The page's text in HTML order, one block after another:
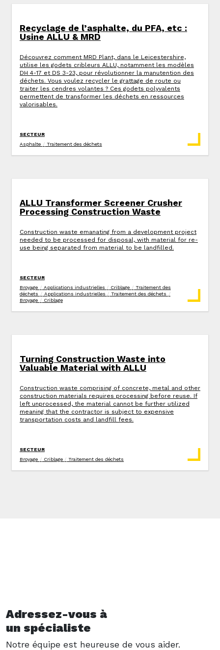
Recyclage de l’asphalte, du PFA, etc :
Usine ALLU & MRD
Découvrez comment MRD Plant, dans le Leicestershire,
utilise les godets cribleurs ALLU, notamment les modèles
DH 4-17 et DS 3-23, pour révolutionner la manutention des
déchets. Vous voulez recycler le grattage de route ou
traiter les cendres volantes ? Ces godets polyvalents
permettent de transformer les déchets en ressources
valorisables.
SECTEUR
Asphalte / Traitement des déchets
ALLU Transformer Screener Crusher
Processing Construction Waste
Construction waste emanating from a development project
needed to be processed for disposal, with material for re-
use being separated from material to be landfilled.
SECTEUR
Broyage / Applications industrielles / Criblage / Traitement des
déchets / Applications industrielles / Traitement des déchets /
Broyage / Criblage
Turning Construction Waste into
Valuable Material with ALLU
Construction waste comprising of concrete, metal and other
construction materials requires processing before reuse. If
left unprocessed, the material cannot be further utilized
meaning that the contractor is subject to expensive
transportation costs and landfill fees.
SECTEUR
Broyage / Criblage / Traitement des déchets
Adressez-vous à
un spécialiste
Notre équipe est heureuse de vous aider.